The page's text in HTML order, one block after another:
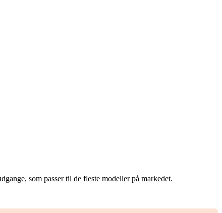
som passer til de fleste modeller på markedet.